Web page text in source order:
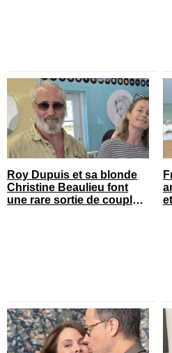
Roy Dupuis et sa blonde
Christine Beaulieu font
une rare sortie de couple